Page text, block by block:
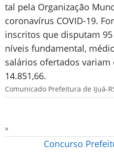
tal pela Organização
coronavírus COVID-19.
inscritos que disputam
níveis fundamental,
salários ofertados variam
14.851,66.
Comunicado Prefeitura de Ijuá-
»
Concurso